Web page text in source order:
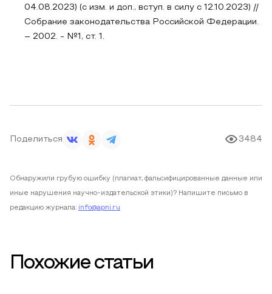
04.08.2023) (с изм. и доп., вступ. в силу с 12.10.2023) //
Собрание законодательства Российской Федерации.
– 2002. - №1, ст. 1.
Поделиться 3484
Обнаружили грубую ошибку (плагиат, фальсифицированные данные или
иные нарушения научно-издательской этики)? Напишите письмо в
редакцию журнала: info@apni.ru
Похожие статьи